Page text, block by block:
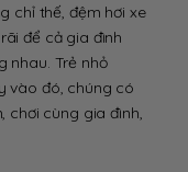
chỉ thế, đệm hơi xe
để cả gia đình
nhau. Trẻ nhỏ
vào đó, chúng có
cùng gia đình,